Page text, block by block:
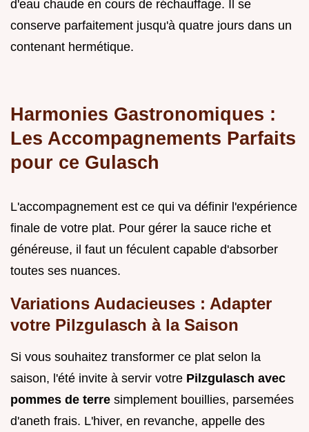
d'eau chaude en cours de réchauffage. Il se
conserve parfaitement jusqu'à quatre jours dans un
contenant hermétique.
Harmonies Gastronomiques :
Les Accompagnements Parfaits
pour ce Gulasch
L'accompagnement est ce qui va définir l'expérience
finale de votre plat. Pour gérer la sauce riche et
généreuse, il faut un féculent capable d'absorber
toutes ses nuances.
Variations Audacieuses : Adapter
votre Pilzgulasch à la Saison
Si vous souhaitez transformer ce plat selon la
saison, l'été invite à servir votre Pilzgulasch avec
pommes de terre simplement bouillies, parsemées
d'aneth frais. L'hiver, en revanche, appelle des